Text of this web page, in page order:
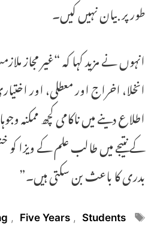
طور پر بیان نہیں کیں۔
انہوں نے مزید کہا کہ “غیر مجاز
انخلا، اخراج اور معطلی، اور
اطلاع دینے میں ناکامی کچھ ممکنہ
کے نتیجے میں طالب علم کے ویزا کو
بدری کا باعث بن سکتی ہیں۔”
Tags
, Five Years , Students